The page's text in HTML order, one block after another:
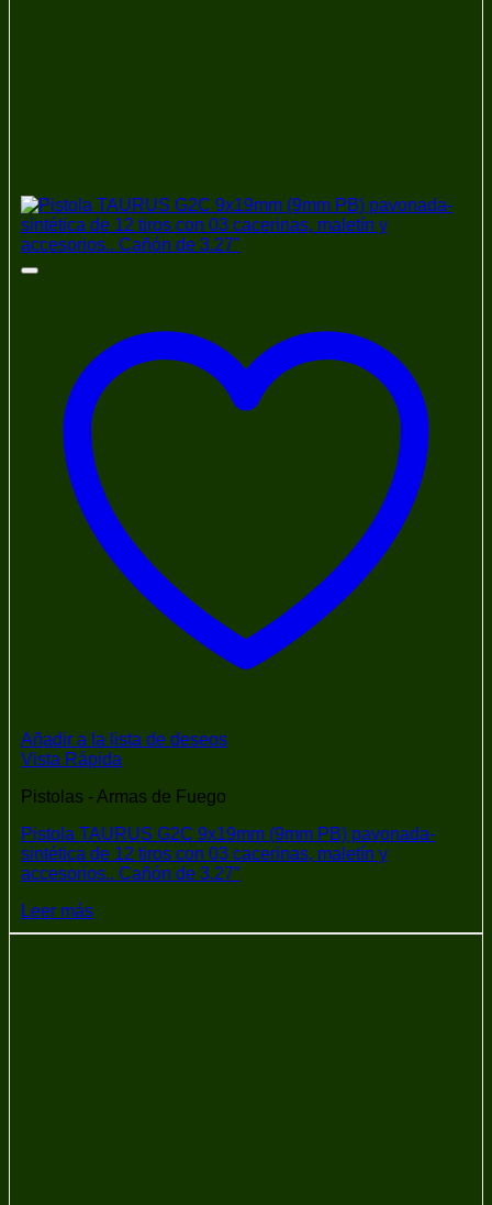
Añadir a la lista de deseos
Vista Rápida
Pistolas - Armas de Fuego
Pistola TAURUS G2C 9x19mm (9mm PB) pavonada-
sintética de 12 tiros con 03 cacerinas, maletín y
accesorios.. Cañón de 3.27″
Leer más